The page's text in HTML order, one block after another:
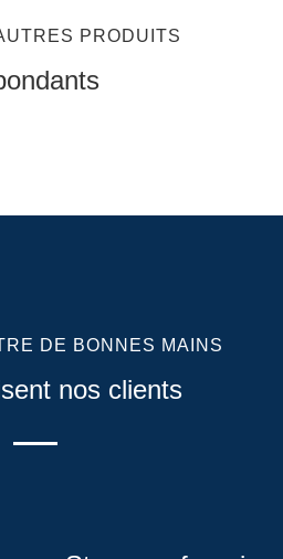
PRODUITS
DE BONNES MAINS
nos clients